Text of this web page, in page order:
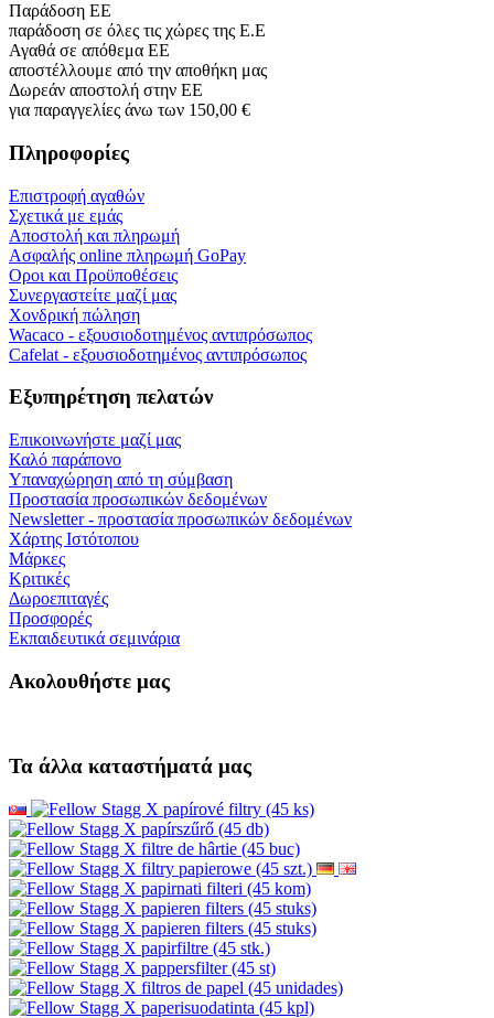
Παράδοση ΕΕ
παράδοση σε όλες τις χώρες της Ε.Ε
Αγαθά σε απόθεμα ΕΕ
αποστέλλουμε από την αποθήκη μας
Δωρεάν αποστολή στην ΕΕ
για παραγγελίες άνω των 150,00 €
Πληροφορίες
Επιστροφή αγαθών
Σχετικά με εμάς
Αποστολή και πληρωμή
Ασφαλής online πληρωμή GoPay
Οροι και Προϋποθέσεις
Συνεργαστείτε μαζί μας
Χονδρική πώληση
Wacaco - εξουσιοδοτημένος αντιπρόσωπος
Cafelat - εξουσιοδοτημένος αντιπρόσωπος
Εξυπηρέτηση πελατών
Επικοινωνήστε μαζί μας
Καλό παράπονο
Υπαναχώρηση από τη σύμβαση
Προστασία προσωπικών δεδομένων
Newsletter - προστασία προσωπικών δεδομένων
Χάρτης Ιστότοπου
Μάρκες
Κριτικές
Δωροεπιταγές
Προσφορές
Εκπαιδευτικά σεμινάρια
Ακολουθήστε μας
Τα άλλα καταστήματά μας